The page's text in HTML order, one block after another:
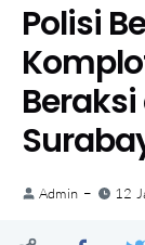
Polisi
Beraksi
Admin 12